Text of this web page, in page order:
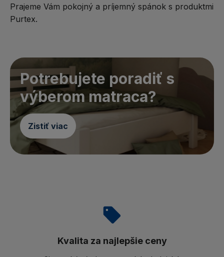
Prajeme Vám pokojný a príjemný spánok s produktmi
Purtex.
Potrebujete poradiť s
výberom matraca?
Zistiť viac
Kvalita za najlepšie ceny